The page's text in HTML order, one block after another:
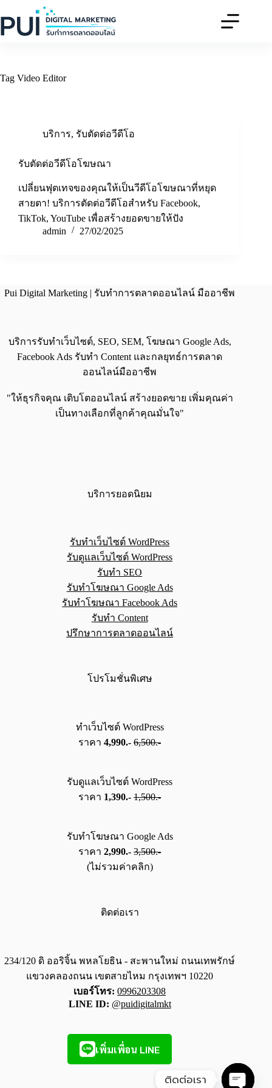
to
content
Tag Video Editor
บริการ, รับตัดต่อวีดีโอ
รับตัดต่อวีดีโอโฆษณา
เปลี่ยนฟุตเทจของคุณให้เป็นวีดีโอโฆษณาที่หยุด
สายตา! บริการตัดต่อวีดีโอสำหรับ Facebook,
TikTok, YouTube เพื่อสร้างยอดขายให้ปัง
admin
27/02/2025
Pui Digital Marketing | รับทำการตลาดออนไลน์ มืออาชีพ
บริการรับทำเว็บไซต์, SEO, SEM, โฆษณา Google Ads,
Facebook Ads รับทำ Content และกลยุทธ์การตลาด
ออนไลน์มืออาชีพ
"ให้ธุรกิจคุณ เติบโตออนไลน์ สร้างยอดขาย เพิ่มคุณค่า
เป็นทางเลือกที่ลูกค้าคุณมั่นใจ"
บริการยอดนิยม
รับทำเว็บไซต์ WordPress
รับดูแลเว็บไซต์ WordPress
รับทำ SEO
รับทำโฆษณา Google Ads
รับทำโฆษณา Facebook Ads
รับทำ Content
ปรึกษาการตลาดออนไลน์
โปรโมชั่นพิเศษ
ทำเว็บไซต์ WordPress
ราคา4,990.- 6,500.-
รับดูแลเว็บไซต์ WordPress
ราคา 1,390.- 1,500.-
รับทำโฆษณา Google Ads
ราคา2,990.- 3,500.-
(ไม่รวมค่าคลิก)
ติดต่อเรา
234/120 ดิ ออริจิ้น พหลโยธิน - สะพานใหม่ ถนนเทพรักษ์
แขวงคลองถนน เขตสายไหม กรุงเทพฯ 10220
เบอร์โทร:0996203308
LINE ID: @puidigitalmkt
เพิ่มเพื่อน LINE
ติดต่อเรา